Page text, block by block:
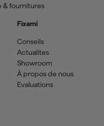
& fournitures
Fixami
Conseils
Actualites
Showroom
À propos de nous
Evaluations